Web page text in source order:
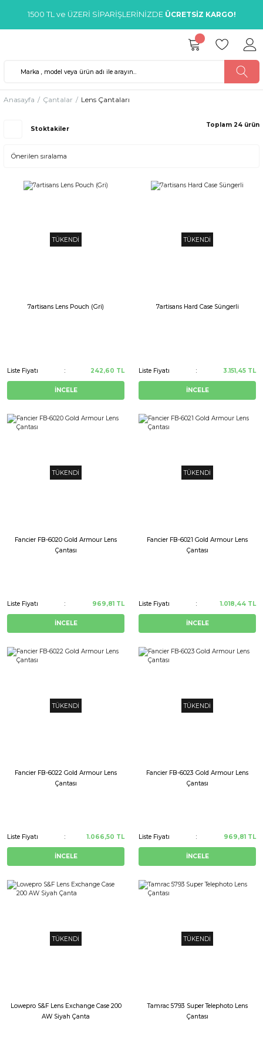
1500 TL ve ÜZERİ SİPARİŞLERİNİZDE ÜCRETSİZ KARGO!
Anasayfa Çantalar Lens Çantaları
Stoktakiler
Toplam 24 ürün
TÜKENDİ
7artisans Lens Pouch (Gri)
Liste Fiyatı 242,60 TL
İNCELE
TÜKENDİ
7artisans Hard Case Süngerli
Liste Fiyatı 3.151,45 TL
İNCELE
TÜKENDİ
Fancier FB-6020 Gold Armour Lens
Çantası
Liste Fiyatı 969,81 TL
İNCELE
TÜKENDİ
Fancier FB-6021 Gold Armour Lens
Çantası
Liste Fiyatı 1.018,44 TL
İNCELE
TÜKENDİ
Fancier FB-6022 Gold Armour Lens
Çantası
Liste Fiyatı 1.066,50 TL
İNCELE
TÜKENDİ
Fancier FB-6023 Gold Armour Lens
Çantası
Liste Fiyatı 969,81 TL
İNCELE
TÜKENDİ
Lowepro S&F Lens Exchange Case 200
AW Siyah Çanta
TÜKENDİ
Tamrac 5793 Super Telephoto Lens
Çantası